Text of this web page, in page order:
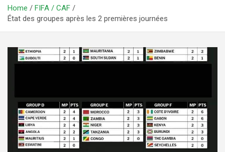
Home
FIFA / CAF
État des groupes après les 2 premières journées